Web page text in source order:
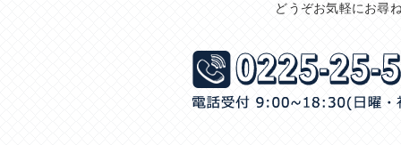
どうぞお気軽にお尋